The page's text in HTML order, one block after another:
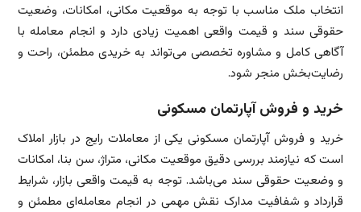
انتخاب ملک مناسب با توجه به موقعیت مکانی، امکانات، وضعیت
حقوقی سند و قیمت واقعی اهمیت زیادی دارد و انجام معامله با
آگاهی کامل و مشاوره تخصصی می‌تواند به خریدی مطمئن، راحت و
رضایت‌بخش منجر شود.
خرید و فروش آپارتمان مسکونی
خرید و فروش آپارتمان مسکونی یکی از معاملات رایج در بازار املاک
است که نیازمند بررسی دقیق موقعیت مکانی، متراژ، سن بنا، امکانات
و وضعیت حقوقی سند می‌باشد. توجه به قیمت واقعی بازار، شرایط
قرارداد و شفافیت مدارک نقش مهمی در انجام معامله‌ای مطمئن و